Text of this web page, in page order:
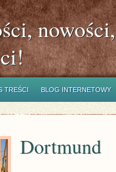
nowości,
TREŚCI BLOG INTERNETOWY
Dortmund